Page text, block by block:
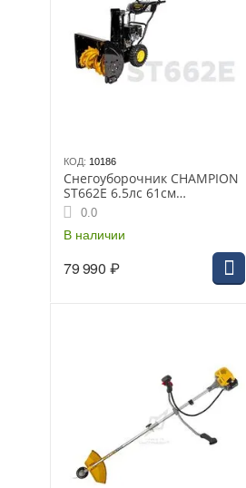
КОД: 10186
Снегоуборочник CHAMPION
ST662E 6.5лс 61см
5F/2Rколеса 3.6л 80.5кг
эл.стартер, фары, обогрев
рук
0.0
В наличии
79 990 ₽